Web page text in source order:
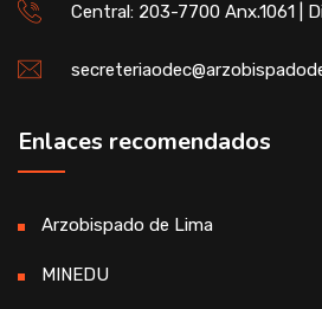
Central: 203-7700 Anx.1061 |
Enlaces recomendados
Arzobispado de Lima
MINEDU